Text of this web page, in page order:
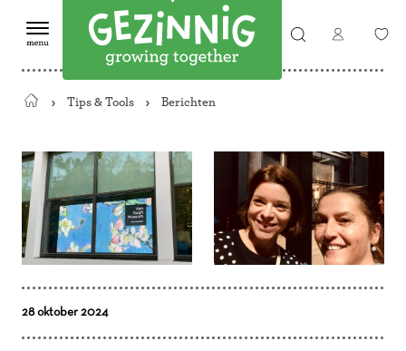
Terug
startpagina
Tips & Tools Berichten
28 oktober 2024